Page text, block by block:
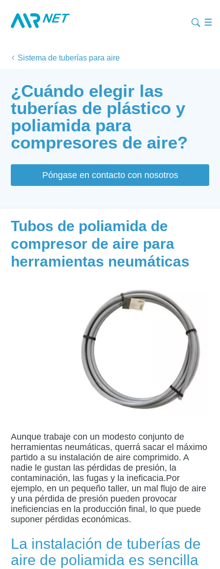
Sistema de tuberías para aire
¿Cuándo elegir las
tuberías de plástico y
poliamida para
compresores de aire?
Póngase en contacto con nosotros
Tubos de poliamida de
compresor de aire para
herramientas neumáticas
Aunque trabaje con un modesto conjunto de
herramientas neumáticas, querrá sacar el máximo
partido a su instalación de aire comprimido. A
nadie le gustan las pérdidas de presión, la
contaminación, las fugas y la ineficacia.Por
ejemplo, en un pequeño taller, un mal flujo de aire
y una pérdida de presión pueden provocar
ineficiencias en la producción final, lo que puede
suponer pérdidas económicas.
La instalación de tuberías de
aire de poliamida es sencilla